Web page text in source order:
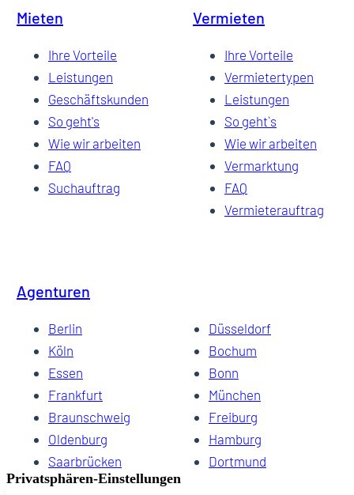
Mieten
Ihre Vorteile
Leistungen
Geschäftskunden
So geht's
Wie wir arbeiten
FAQ
Suchauftrag
Vermieten
Ihre Vorteile
Vermietertypen
Leistungen
So geht`s
Wie wir arbeiten
Vermarktung
FAQ
Vermieterauftrag
Agenturen
Berlin
Düsseldorf
Köln
Bochum
Essen
Bonn
Frankfurt
München
Braunschweig
Freiburg
Oldenburg
Hamburg
Saarbrücken
Dortmund
Hannover